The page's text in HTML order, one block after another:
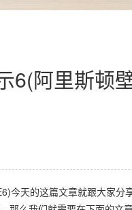
6(阿里斯顿
天的这篇文章就跟大家分